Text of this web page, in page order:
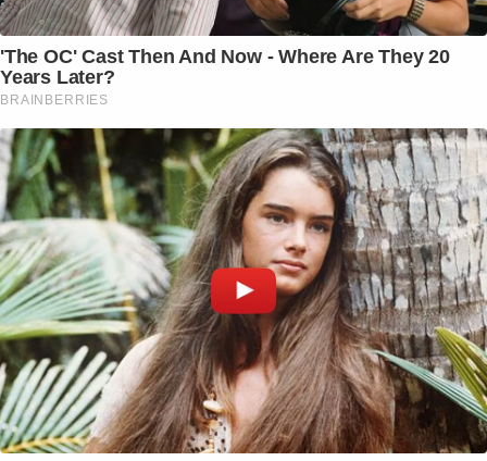
'The OC' Cast Then And Now - Where Are They 20
Years Later?
BRAINBERRIES